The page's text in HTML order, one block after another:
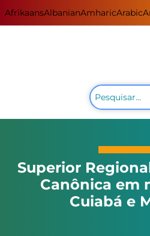
AfrikaansAlbanianAmharicArabic
Superior
Canônica em
Cuiabá e